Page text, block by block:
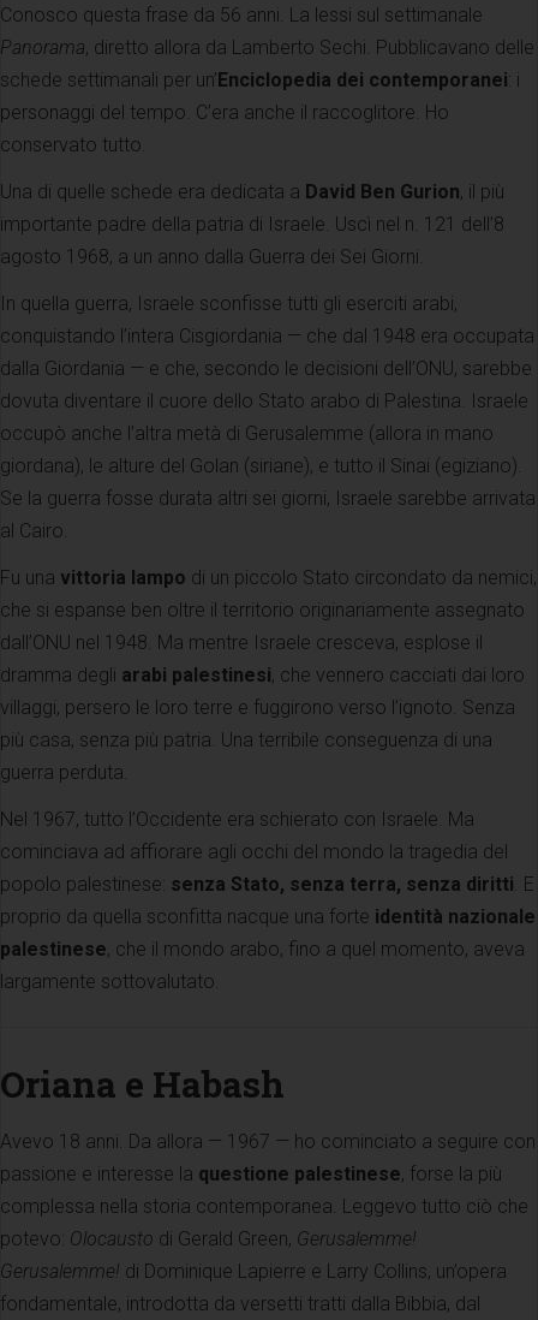
Conosco questa frase da 56 anni. La lessi sul settimanale
Panorama, diretto allora da Lamberto Sechi. Pubblicavano delle
schede settimanali per un’ Enciclopedia dei contemporanei: i
personaggi del tempo. C’era anche il raccoglitore. Ho
conservato tutto.
Una di quelle schede era dedicata a David Ben Gurion, il più
importante padre della patria di Israele. Uscì nel n. 121 dell’8
agosto 1968, a un anno dalla Guerra dei Sei Giorni.
In quella guerra, Israele sconfisse tutti gli eserciti arabi,
conquistando l’intera Cisgiordania — che dal 1948 era occupata
dalla Giordania — e che, secondo le decisioni dell’ONU, sarebbe
dovuta diventare il cuore dello Stato arabo di Palestina. Israele
occupò anche l’altra metà di Gerusalemme (allora in mano
giordana), le alture del Golan (siriane), e tutto il Sinai (egiziano).
Se la guerra fosse durata altri sei giorni, Israele sarebbe arrivata
al Cairo.
Fu una vittoria lampo di un piccolo Stato circondato da nemici,
che si espanse ben oltre il territorio originariamente assegnato
dall’ONU nel 1948. Ma mentre Israele cresceva, esplose il
dramma degli arabi palestinesi, che vennero cacciati dai loro
villaggi, persero le loro terre e fuggirono verso l’ignoto. Senza
più casa, senza più patria. Una terribile conseguenza di una
guerra perduta.
Nel 1967, tutto l’Occidente era schierato con Israele. Ma
cominciava ad affiorare agli occhi del mondo la tragedia del
popolo palestinese: senza Stato, senza terra, senza diritti . E
proprio da quella sconfitta nacque una forte identità nazionale
palestinese, che il mondo arabo, fino a quel momento, aveva
largamente sottovalutato.
Oriana e Habash
Avevo 18 anni. Da allora — 1967 — ho cominciato a seguire con
passione e interesse la questione palestinese, forse la più
complessa nella storia contemporanea. Leggevo tutto ciò che
potevo: Olocausto di Gerald Green, Gerusalemme!
Gerusalemme! di Dominique Lapierre e Larry Collins, un’opera
fondamentale, introdotta da versetti tratti dalla Bibbia, dal